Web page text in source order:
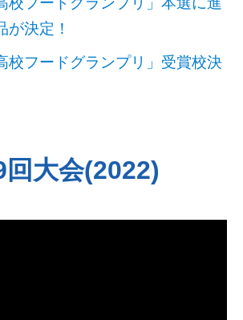
が決定！
校フードグランプリ」受賞校決
回大会(2022)